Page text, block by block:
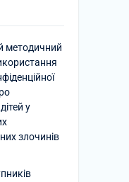
методичний
у
злочинів